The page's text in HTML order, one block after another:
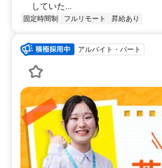
していた...
固定時間制 フルリモート 昇給あり
アルバイト・パート